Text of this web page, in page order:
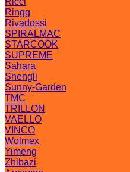
Ringg
Rivadossi
SPIRALMAC
STARCOOK
SUPREME
Sahara
Shengli
Sunny-Garden
TMC
TRILLON
VAELLO
VINCO
Wolmex
Yimeng
Zhibazi